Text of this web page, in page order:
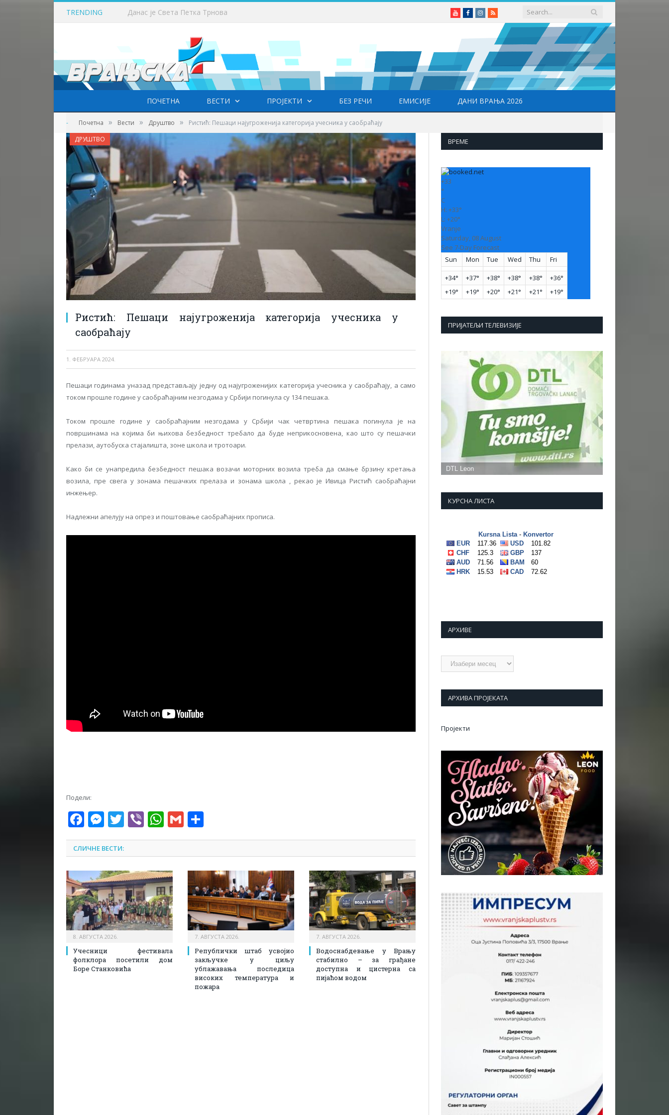
TRENDING Прави летњи викенд у Врању – температура до 32 степена YoutubeFacebookInstagram
RSS
ПОЧЕТНА ВЕСТИ ПРОЈЕКТИ БЕЗ РЕЧИ ЕМИСИЈЕ ДАНИ ВРАЊА 2026
- Почетна » Вести » Друштво » Ристић: Пешаци најугроженија категорија учесника у саобраћају
Ристић: Пешаци најугроженија категорија учесника у
саобраћају
1. ФЕБРУАРА 2024.
ДРУШТВО
Пешаци годинама уназад представљају једну од најугроженијих категорија учесника у саобраћају, а само
током прошле године у саобраћајним незгодама у Србији погинула су 134 пешака.
Током прошле године у саобраћајним незгодама у Србији чак четвртина пешака погинула је на
површинама на којима би њихова безбедност требало да буде неприкосновена, као што су пешачки
прелази, аутобуска стајалишта, зоне школа и тротоари.
Како би се унапредила безбедност пешака возачи моторних возила треба да смање брзину кретања
возила, пре свега у зонама пешачких прелаза и зонама школа , рекао је Ивица Ристић саобраћајни
инжењер.
Надлежни апелују на опрез и поштовање саобраћајних прописа.
Подели:
Facebook
Messenger
Twitter
ViberWhatsApp
Gmail
СЛИЧНЕ ВЕСТИ:
8. АВГУСТА 2026.
Учесници фестивала
фолклора посетили дом
Боре Станковића
7. АВГУСТА 2026.
Републички штаб усвојио
закључке у циљу
ублажавања последица
високих температура и
пожара​
7. АВГУСТА 2026.
Водоснабдевање у Врању
стабилно – за грађане
доступна и цистерна са
пијаћом водом
ВРЕМЕ
+33
°
C
H: +33°
L: +20°
Vranje
Saturday, 08 August
See 7-Day Forecast
Sun
Mon Tue Wed Thu Fri
+34° +37° +38° +38° +38° +36°
+19° +19° +20° +21° +21° +19°
ПРИЈАТЕЉИ ТЕЛЕВИЗИЈЕ
КУРСНА ЛИСТА
АРХИВЕ
Архиве
АРХИВА ПРОЈЕКАТА
Пројекти